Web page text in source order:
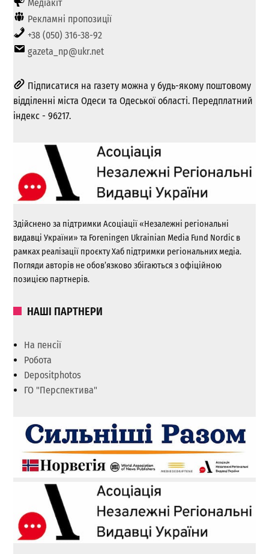
Медіакіт
Рекламні пропозиції
+38 (050) 316-38-92
gazeta_np@ukr.net
Підписатися на газету можна у будь-якому поштовому
відділенні міста Одеси та Одеської області. Передплатний
індекс - 96217.
Здійснено за підтримки Асоціації «Незалежні регіональні
видавці України» та Foreningen Ukrainian Media Fund Nordic в
рамках реалізації проєкту Хаб підтримки регіональних медіа.
Погляди авторів не обов’язково збігаються з офіційною
позицією партнерів.
НАШІ ПАРТНЕРИ
На пенсії
Робота
Depositphotos
ГО "Перспектива"